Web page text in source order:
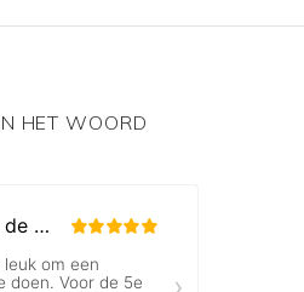
HET WOORD